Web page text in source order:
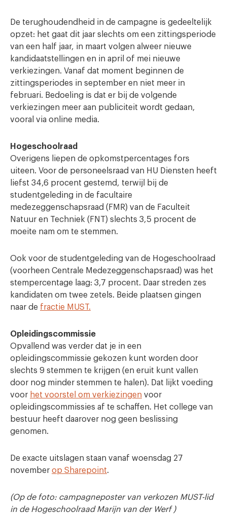
De terughoudendheid in de campagne is gedeeltelijk
opzet: het gaat dit jaar slechts om een zittingsperiode
van een half jaar, in maart volgen alweer nieuwe
kandidaatstellingen en in april of mei nieuwe
verkiezingen. Vanaf dat moment beginnen de
zittingsperiodes in september en niet meer in
februari. Bedoeling is dat er bij de volgende
verkiezingen meer aan publiciteit wordt gedaan,
vooral via online media.
Hogeschoolraad
Overigens liepen de opkomstpercentages fors
uiteen. Voor de personeelsraad van HU Diensten heeft
liefst 34,6 procent gestemd, terwijl bij de
studentgeleding in de facultaire
medezeggenschapsraad (FMR) van de Faculteit
Natuur en Techniek (FNT) slechts 3,5 procent de
moeite nam om te stemmen.
Ook voor de studentgeleding van de Hogeschoolraad
(voorheen Centrale Medezeggenschapsraad) was het
stempercentage laag: 3,7 procent. Daar streden zes
kandidaten om twee zetels. Beide plaatsen gingen
naar de fractie MUST.
Opleidingscommissie
Opvallend was verder dat je in een
opleidingscommissie gekozen kunt worden door
slechts 9 stemmen te krijgen (en eruit kunt vallen
door nog minder stemmen te halen). Dat lijkt voeding
voor het voorstel om verkiezingen voor
opleidingscommissies af te schaffen. Het college van
bestuur heeft daarover nog geen beslissing
genomen.
De exacte uitslagen staan vanaf woensdag 27
november op Sharepoint.
(Op de foto: campagneposter van verkozen MUST-lid
in de Hogeschoolraad Marijn van der Werf )